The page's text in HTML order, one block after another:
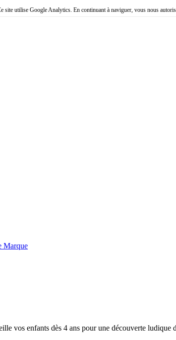
site utilise Google Analytics. En continuant à naviguer, vous nous
Marque
vos enfants dès 4 ans pour une découverte ludique